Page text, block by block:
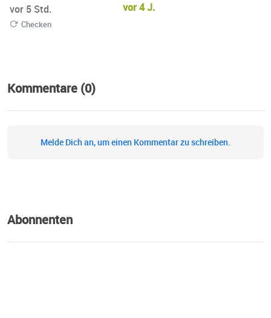
vor 5 Std.
Checken
vor 4 J.
Kommentare (0)
Melde Dich an, um einen Kommentar zu schreiben.
Abonnenten